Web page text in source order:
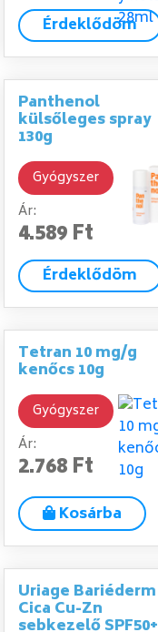
Érdeklődöm
Panthenol
külsőleges spray
130g
Gyógyszer
Ár:
4.589 Ft
Érdeklődöm
Tetran 10 mg/g
kenőcs 10g
Gyógyszer
Ár:
2.768 Ft
Kosárba
Uriage Bariéderm
Cica Cu-Zn
sebkezelő SPF50+